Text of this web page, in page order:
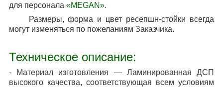
для персонала «MEGAN».
Размеры, форма и цвет ресепшн-стойки всегда
могут изменяться по пожеланиям Заказчика.
Техническое описание:
- Материал изготовления ― Ламинированная ДСП
высокого качества, соответствующая всем условиям